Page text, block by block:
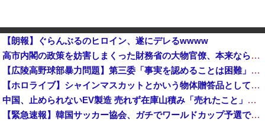
【朗報】ぐらんぶるのヒロイン、遂にデレるwwww
高市内閣の政策を妨害しまくった財務省の大物官僚、本来ならエース級の人材が就くはずのないポストに送られ……
【広陵高野球部暴力問題】第三委「事実を認めることは困難」元部員「SNS開示請求開始」犯人として晒してた人達に損害賠償請求訴訟を起こす方針
【ホロライブ】シャインマスカットとかいう物体贈答品として優秀すぎるよな他
中国、止められないEV製造 売れず在庫山積み「売れたこと」にして補助金を騙し取る事案を思いつきが横行
【緊急速報】韓国サッカー協会、ガチでワールドカップ予選での審判への性接待がバレ大炎上大騒ぎに